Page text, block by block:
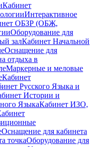
Кабинет
Интерактивное
ОБЗР (ОБЖ,
Оборудование для
залКабинет Начальной
Оснащение для
отдыха в
Маркерные и меловые
Кабинет
Русского Языка и
Истории и
ЯзыкаКабинет ИЗО,
Оснащение для кабинета
точкаОборудование для